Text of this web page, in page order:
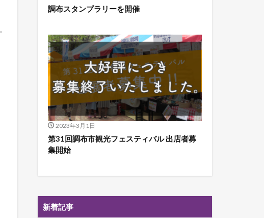
調布スタンプラリーを開催
2023年3月1日
第31回調布市観光フェスティバル 出店者募
集開始
新着記事